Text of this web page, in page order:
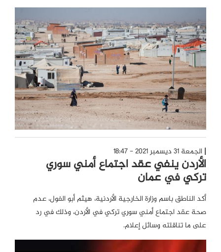
الجمعة 31 ديسمبر 2021 - 18:47
الأردن ينفي عقد اجتماع أمني سوري
تركي في عمان
أكد الناطق باسم وزارة الخارجية الأردنية، هيثم أبو الفول، عدم
صحة عقد اجتماع أمني سوري تركي في الأردن، وذلك في رد
على ما تناقلته وسائل إعلام.